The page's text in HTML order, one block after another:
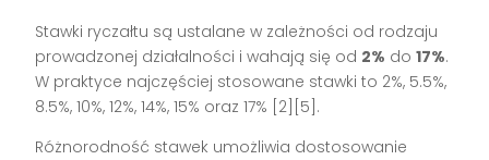
Stawki ryczałtu są ustalane w zależności od rodzaju
prowadzonej działalności i wahają się od 2% do17%.
W praktyce najczęściej stosowane stawki to 2%, 5.5%,
8.5%, 10%, 12%, 14%, 15% oraz 17% [2][5].
Różnorodność stawek umożliwia dostosowanie